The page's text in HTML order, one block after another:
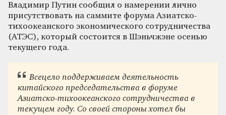
Владимир Путин сообщил о намерении лично
присутствовать на саммите форума Азиатско-
тихоокеанского экономического сотрудничества
(АТЭС), который состоится в Шэньчжэне осенью
текущего года.
Всецело поддерживаем деятельность
китайского председательства в форуме
Азиатско-тихоокеанского сотрудничества в
текущем году. Со своей стороны хотел бы